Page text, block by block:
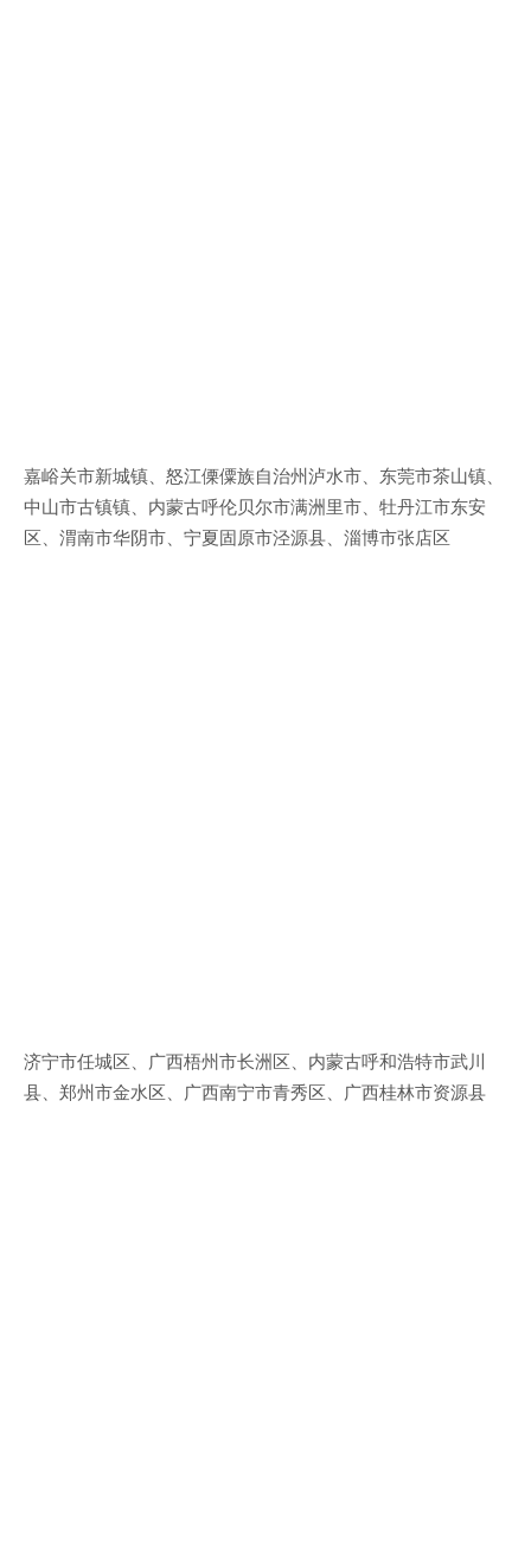
嘉峪关市新城镇、怒江傈僳族自治州泸水市、东莞市茶山镇、
中山市古镇镇、内蒙古呼伦贝尔市满洲里市、牡丹江市东安
区、渭南市华阴市、宁夏固原市泾源县、淄博市张店区
济宁市任城区、广西梧州市长洲区、内蒙古呼和浩特市武川
县、郑州市金水区、广西南宁市青秀区、广西桂林市资源县